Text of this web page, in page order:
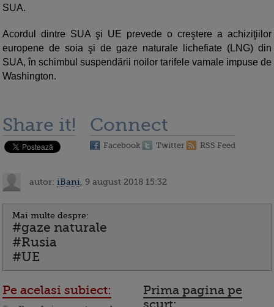
SUA.
Acordul dintre SUA şi UE prevede o creştere a achiziţiilor
europene de soia şi de gaze naturale lichefiate (LNG) din
SUA, în schimbul suspendării noilor tarifele vamale impuse de
Washington.
Share it! Connect
Facebook Twitter RSS Feed
autor: iBani , 9 august 2018 15:32
Mai multe despre:
#gaze naturale
#Rusia
#UE
Pe acelasi subiect:
Prima pagina pe